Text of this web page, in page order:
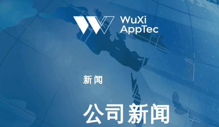
新闻
公司新闻